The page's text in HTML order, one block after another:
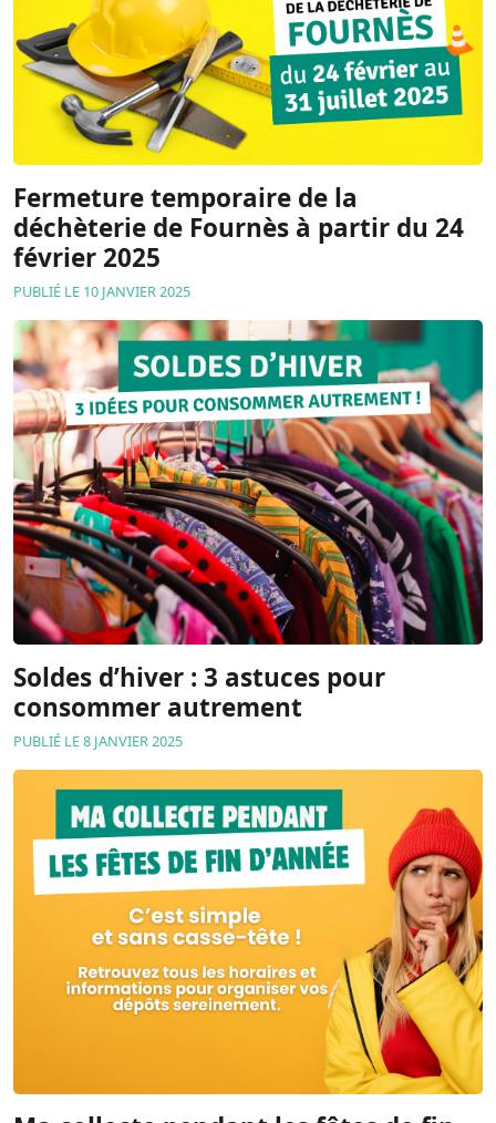
Fermeture temporaire de la
déchèterie de Fournès à partir du 24
février 2025
PUBLIÉ LE 10 JANVIER 2025
Soldes d’hiver : 3 astuces pour
consommer autrement
PUBLIÉ LE 8 JANVIER 2025